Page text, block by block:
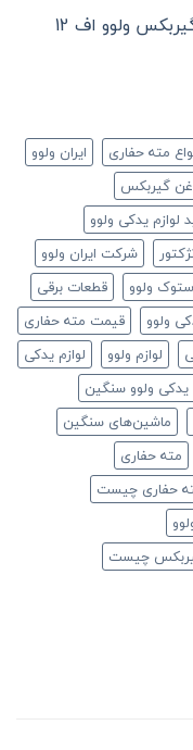
ولوو اف 12
مته حفاری
ایران ولوو
گیربکس
لوازم یدکی ولوو
شرکت ایران ولوو
ولوو
قطعات برقی
ولوو
قیمت مته حفاری
لوازم ولوو
لوازم یدکی
یدکی ولوو سنگین
ماشین‌های سنگین
مته حفاری
حفاری چیست
چیست